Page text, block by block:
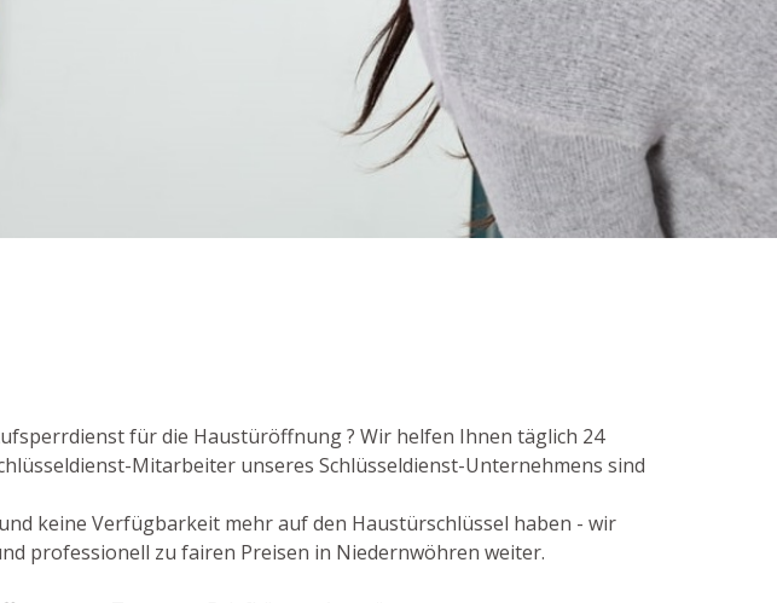
für die Haustüröffnung ? Wir helfen Ihnen täglich 24
Mitarbeiter unseres Schlüsseldienst-Unternehmens sind
keine Verfügbarkeit mehr auf den Haustürschlüssel haben - wir
professionell zu fairen Preisen in Niedernwöhren weiter.